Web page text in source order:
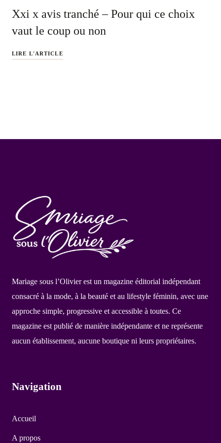
Xxi x avis tranché – Pour qui ce choix
vaut le coup ou non
LIRE L'ARTICLE
Mariage sous l’Olivier est un magazine éditorial indépendant
consacré à la mode, à la beauté et au lifestyle féminin, avec une
approche simple, progressive et accessible à toutes. Ce
magazine est publié de manière indépendante et ne représente
aucun établissement, aucune boutique ni leurs propriétaires.
Navigation
Accueil
A propos